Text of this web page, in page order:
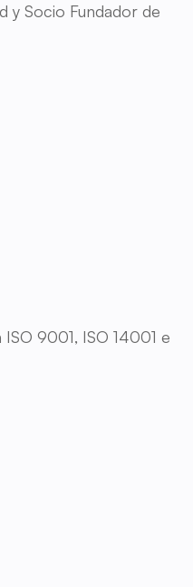
y Socio Fundador de
9001, ISO 14001 e